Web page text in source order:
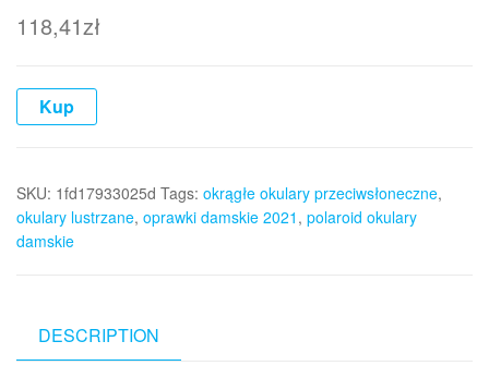
118,41zł
Kup
SKU: 1fd17933025d Tags: okrągłe okulary przeciwsłoneczne,
okulary lustrzane, oprawki damskie 2021 , polaroid okulary
damskie
DESCRIPTION